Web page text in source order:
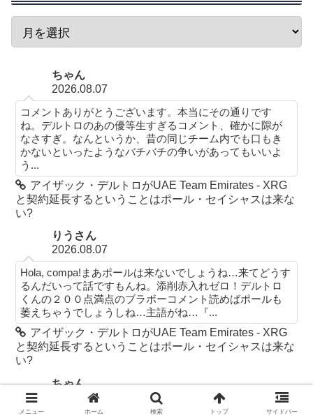
ちゃん
2026.08.07
コメントありがとうございます。本当にその通りです
ね。デルトロのあの優等生すぎるコメント、確かに隙が
なさすぎ。なんというか、昔の同じチーム内でも口もき
かないといったようなバチバチの争いがあってもいいよ
う...
アイザック・デルトロがUAE Team Emirates - XRG
と契約延長するということはポール・セイシャスは来な
い?
りうさん
2026.08.07
Hola, compa!まあポールは来ないでしょうね…来てどうす
るんだいって話ですもんね。添削赤入れゼロ！デルトロ
くんの２００点満点のブラボーコメント読めばポールも
萎えちゃうでしょうしね…主語がね…『...
アイザック・デルトロがUAE Team Emirates - XRG
と契約延長するということはポール・セイシャスは来な
い?
ちゃん
2026.08.07
メニュー ホーム 検索 トップ サイドバー